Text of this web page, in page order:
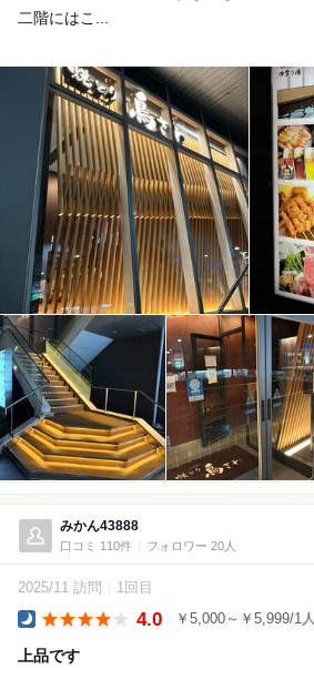
二階にはこ...
みかん43888
口コミ 110件 フォロワー 20人
2025/11 訪問 1回目
4.0 ￥5,000～￥5,999/1人
上品です